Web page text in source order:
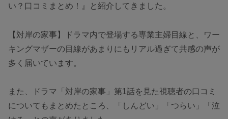
い？口コミまとめ！』と紹介してきました。
【対岸の家事】ドラマ内で登場する専業主婦目線と、ワー
キングマザーの目線があまりにもリアル過ぎて共感の声が
多く届いています。
また、ドラマ「対岸の家事」第1話を見た視聴者の口コミ
についてもまとめたところ、「しんどい」「つらい」「泣